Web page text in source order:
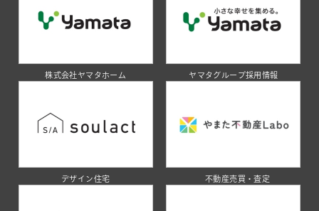
株式会社ヤマタホーム ヤマタグループ採用情報
デザイン住宅 不動産売買・査定